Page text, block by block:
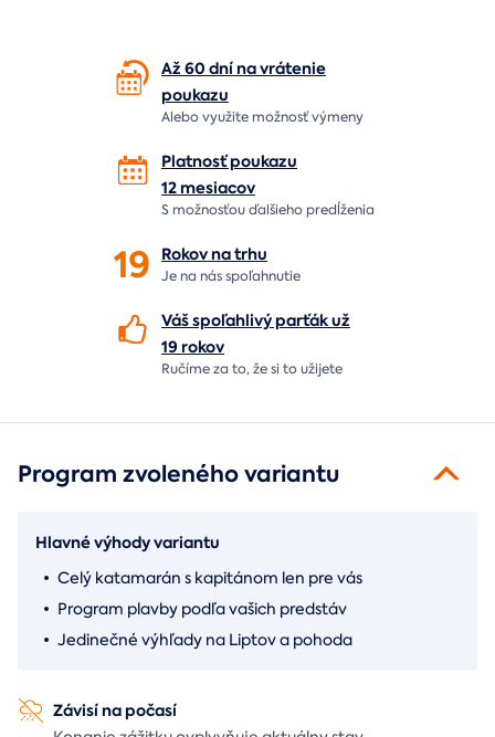
Až 60 dní na vrátenie
poukazu
Alebo využite možnosť výmeny
Platnosť poukazu
12 mesiacov
S možnosťou ďalšieho predĺženia
19 Rokov natrhu
Je na násspoľahnutie
Váš spoľahlivý parťák už
19 rokov
Ručíme za to,že si to užijete
Program zvoleného variantu
Hlavné výhody variantu
Celý katamarán s kapitánom len pre vás
Program plavby podľa vašich predstáv
Jedinečné výhľady na Liptov a pohoda
Závisí na počasí